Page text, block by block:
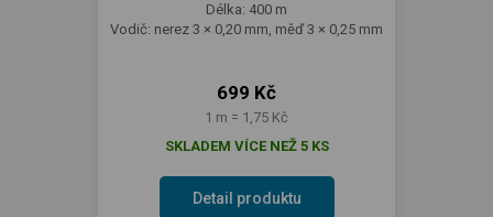
Délka: 400 m
Vodič: nerez 3 × 0,20 mm, měď 3 × 0,25 mm
699 Kč
1 m = 1,75 Kč
SKLADEM VÍCE NEŽ 5 KS
Detail produktu